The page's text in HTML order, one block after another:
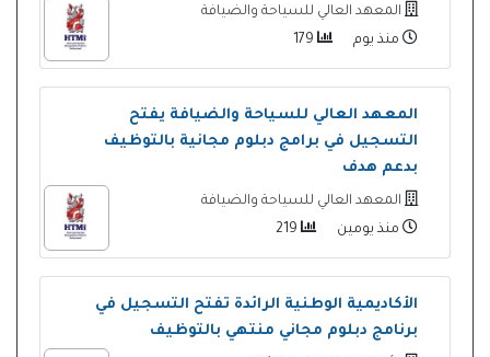
المعهد العالي للسياحة والضيافة
منذ يوم
المعهد العالي للسياحة والضيافة يفتح
التسجيل في برامج دبلوم مجانية بالتوظيف
بدعم هدف
المعهد العالي للسياحة والضيافة
منذ يومين
الأكاديمية الوطنية الرائدة تفتح التسجيل في
برنامج دبلوم مجاني منتهي بالتوظيف